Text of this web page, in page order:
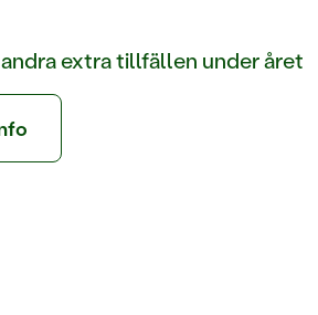
extra tillfällen under året